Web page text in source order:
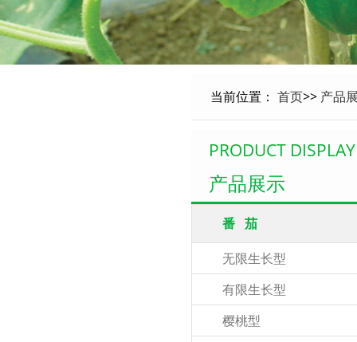
当前位置： 首页>> 产品
PRODUCT DISPLAY
产品展示
番 茄
无限生长型
有限生长型
樱桃型